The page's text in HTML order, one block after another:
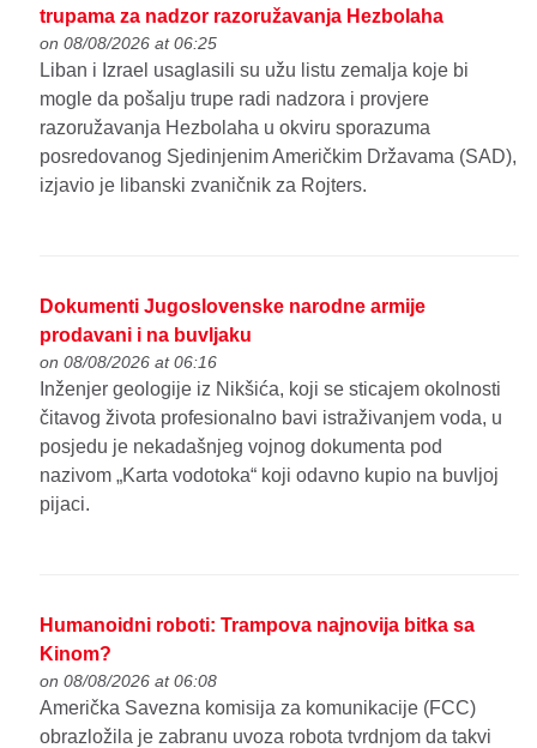
trupama za nadzor razoružavanja Hezbolaha
on 08/08/2026 at 06:25
Liban i Izrael usaglasili su užu listu zemalja koje bi
mogle da pošalju trupe radi nadzora i provjere
razoružavanja Hezbolaha u okviru sporazuma
posredovanog Sjedinjenim Američkim Državama (SAD),
izjavio je libanski zvaničnik za Rojters.
Dokumenti Jugoslovenske narodne armije
prodavani i na buvljaku
on 08/08/2026 at 06:16
Inženjer geologije iz Nikšića, koji se sticajem okolnosti
čitavog života profesionalno bavi istraživanjem voda, u
posjedu je nekadašnjeg vojnog dokumenta pod
nazivom „Karta vodotoka“ koji odavno kupio na buvljoj
pijaci.
Humanoidni roboti: Trampova najnovija bitka sa
Kinom?
on 08/08/2026 at 06:08
Američka Savezna komisija za komunikacije (FCC)
obrazložila je zabranu uvoza robota tvrdnjom da takvi